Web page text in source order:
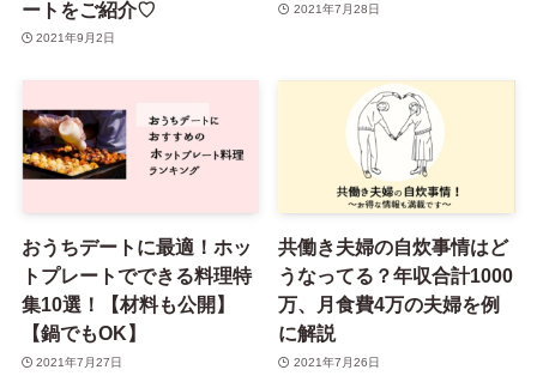
ートをご紹介♡
2021年9月2日
2021年7月28日
おうちデートに最適！ホッ
トプレートでできる料理特
集10選！【材料も公開】
【鍋でもOK】
2021年7月27日
共働き夫婦の自炊事情はど
うなってる？年収合計1000
万、月食費4万の夫婦を例
に解説
2021年7月26日